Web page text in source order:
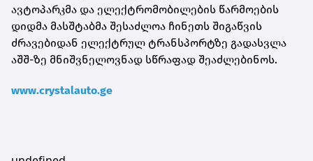
ავტოპარკმა და ელექტრომობილების წარმოების
დიდმა მასშტაბმა შესაძლოა ჩინეთს შიგაწვის
ძრავებიდან ელექტრულ ტრანსპორტზე გადასვლა
აშშ-ზე მნიშვნელოვნად სწრაფად შეაძლებინოს.
www.crystalauto.ge